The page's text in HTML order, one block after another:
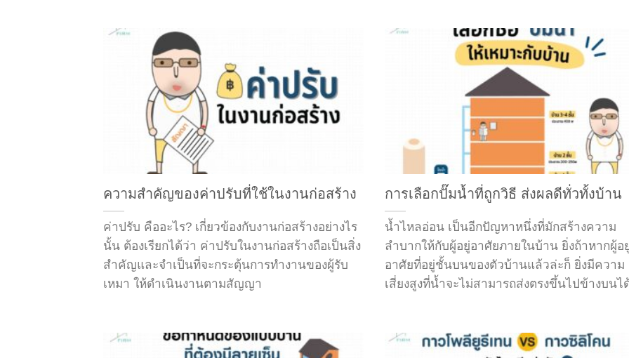
ความสำคัญของค่าปรับที่ใช้ในงานก่อสร้าง
ค่าปรับ คืออะไร? เกี่ยวข้องกับงานก่อสร้างอย่างไร
นั้น ต้องเรียกได้ว่า ค่าปรับในงานก่อสร้างถือเป็นสิ่ง
สำคัญและจำเป็นที่จะกระตุ้นการทำงานของผู้รับ
เหมา ให้ดำเนินงานตามสัญญา
การเลือกปั๊มน้ำที่ถูกวิธี ส่งผลดีทั่วทั้งบ้าน
น้ำไหลอ่อน เป็นอีกปัญหาหนึ่งที่มักสร้างความ
ลำบากให้กับผู้อยู่อาศัยภายในบ้าน ยิ่งถ้าหากผู้อ
อาศัยที่อยู่ชั้นบนของตัวบ้านแล้วล่ะก็ ยิ่งมีความ
เสี่ยงสูงที่น้ำจะไม่สามารถส่งตรงขึ้นไปข้างบนไ